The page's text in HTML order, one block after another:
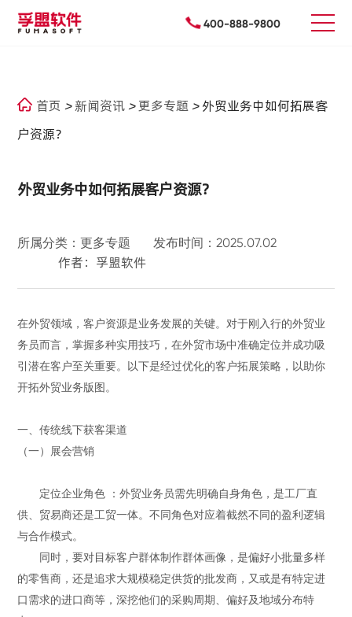
400-888-9800
首页 > 新闻资讯 > 更多专题 > 外贸业务中如何拓展客
户资源？
外贸业务中如何拓展客户资源？
所属分类：更多专题 发布时间：2025.07.02
作者：孚盟软件
在外贸领域，客户资源是业务发展的关键。对于刚入行的外贸业
务员而言，掌握多种实用技巧，在外贸市场中准确定位并成功吸
引潜在客户至关重要。以下是经过优化的客户拓展策略，以助你
开拓外贸业务版图。
一、传统线下获客渠道
（一）展会营销
定位企业角色
：外贸业务员需先明确自身角色，是工厂直
供、贸易商还是工贸一体。不同角色对应着截然不同的盈利逻辑
与合作模式。
同时，要对目标客户群体制作群体画像，是偏好小批量多样
的零售商，还是追求大规模稳定供货的批发商，又或是有特定进
口需求的进口商等，深挖他们的采购周期、偏好及地域分布特